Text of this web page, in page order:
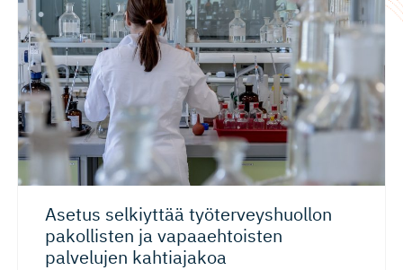
Asetus selkiyttää työterveys­huollon
pakollisten ja vapaaehtoisten
palvelujen kahtiajakoa